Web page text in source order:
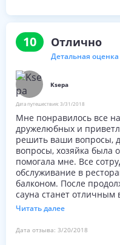
чарующими видами на
персонал.
10 Отлично
Детальная оценка
Ksepa
Дата путешествия: 3/31/2018
Мне понравилось все
дружелюбных и
решить ваши вопросы,
вопросы, хозяйка была
помогала мне. Все
обслуживание в
балконом. После
сауна станет
который отлично
расположение рядом с
нескольких минутах
Читать далее
Дата отзыва: 3/20/2018